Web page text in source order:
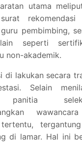
utama
rekomendasi
pembimbing,
seperti
non-akademik.
di lakukan secara
Selain
panitia
tertentu,
di lamar. Hal ini